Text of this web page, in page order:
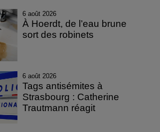
6 août 2026
À Hoerdt, de l’eau brune
sort des robinets
6 août 2026
Tags antisémites à
Strasbourg : Catherine
Trautmann réagit